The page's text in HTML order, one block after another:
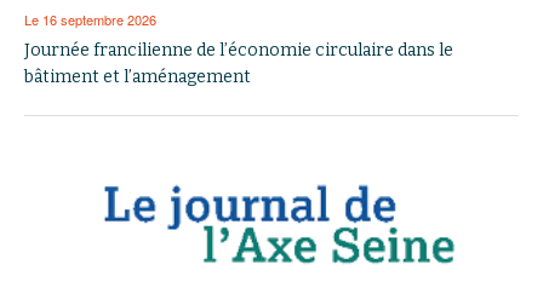
Le 16 septembre 2026
Journée francilienne de l’économie circulaire dans le
bâtiment et l’aménagement